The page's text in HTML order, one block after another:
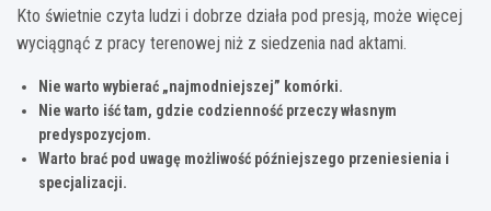
Kto świetnie czyta ludzi i dobrze działa pod presją, może więcej
wyciągnąć z pracy terenowej niż z siedzenia nad aktami.
Nie warto wybierać „najmodniejszej” komórki.
Nie warto iść tam, gdzie codzienność przeczy własnym
predyspozycjom.
Warto brać pod uwagę możliwość późniejszego przeniesienia i
specjalizacji.